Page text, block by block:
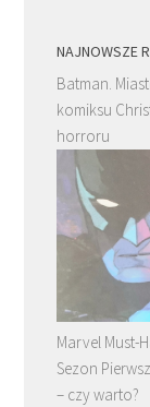
NAJNOWSZE
Batman.
komiksu
horroru
Marvel Must-
Sezon
– czy warto?